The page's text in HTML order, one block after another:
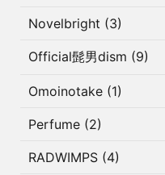
Novelbright (3)
Official髭男dism (9)
Omoinotake (1)
Perfume (2)
RADWIMPS (4)